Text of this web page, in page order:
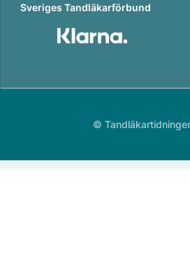
Sveriges Tandläkarförbund
©